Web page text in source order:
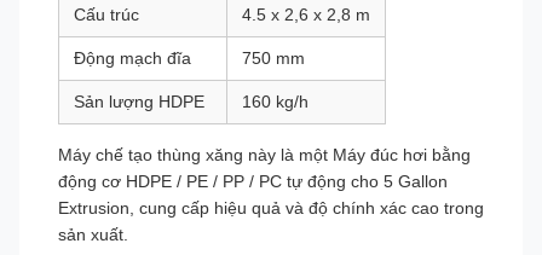
Cấu trúc 4.5 x 2,6 x 2,8 m
Động mạch đĩa 750 mm
Sản lượng HDPE 160 kg/h
Máy chế tạo thùng xăng này là một Máy đúc hơi bằng
động cơ HDPE / PE / PP / PC tự động cho 5 Gallon
Extrusion, cung cấp hiệu quả và độ chính xác cao trong
sản xuất.